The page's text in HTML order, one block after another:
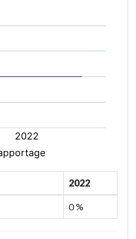
2022
0 %